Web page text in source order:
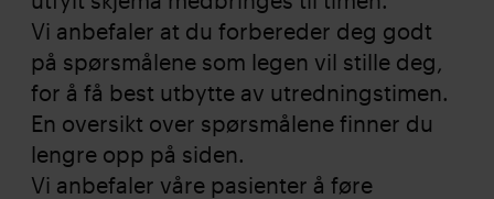
Vi anbefaler at du forbereder deg godt
på spørsmålene som legen vil stille deg,
for å få best utbytte av utredningstimen.
En oversikt over spørsmålene finner du
lengre opp på siden.
Vi anbefaler våre pasienter å føre